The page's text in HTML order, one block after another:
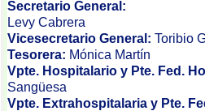
Secretario General:
Levy Cabrera
Vicesecretario General: Toribio
Tesorera: Mónica Martín
Vpte. Hospitalario y Pte. Fed.
Sangüesa
Vpte. Extrahospitalaria y Pte.